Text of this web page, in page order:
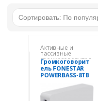
Активные и
пассивные
громкоговорител
иГромкоговорит
ель FONESTAR
POWERBASS-8TB